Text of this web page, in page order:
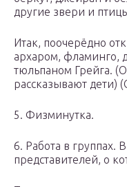
другие звери и
Итак, поочерёдно
архаром, фламинго,
тюльпаном Грейга.
рассказывают дети)
5. Физминутка.
6. Работа в группах.
представителей, о